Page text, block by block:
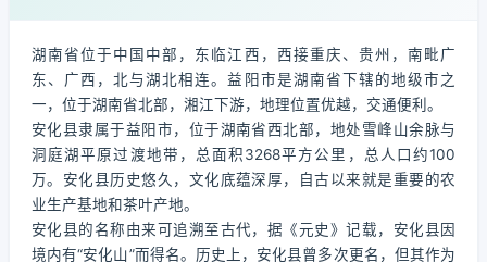
湖南省位于中国中部，东临江西，西接重庆、贵州，南毗广
东、广西，北与湖北相连。益阳市是湖南省下辖的地级市之
一，位于湖南省北部，湘江下游，地理位置优越，交通便利。
安化县隶属于益阳市，位于湖南省西北部，地处雪峰山余脉与
洞庭湖平原过渡地带，总面积3268平方公里，总人口约100
万。安化县历史悠久，文化底蕴深厚，自古以来就是重要的农
业生产基地和茶叶产地。
安化县的名称由来可追溯至古代，据《元史》记载，安化县因
境内有“安化山”而得名。历史上，安化县曾多次更名，但其作为